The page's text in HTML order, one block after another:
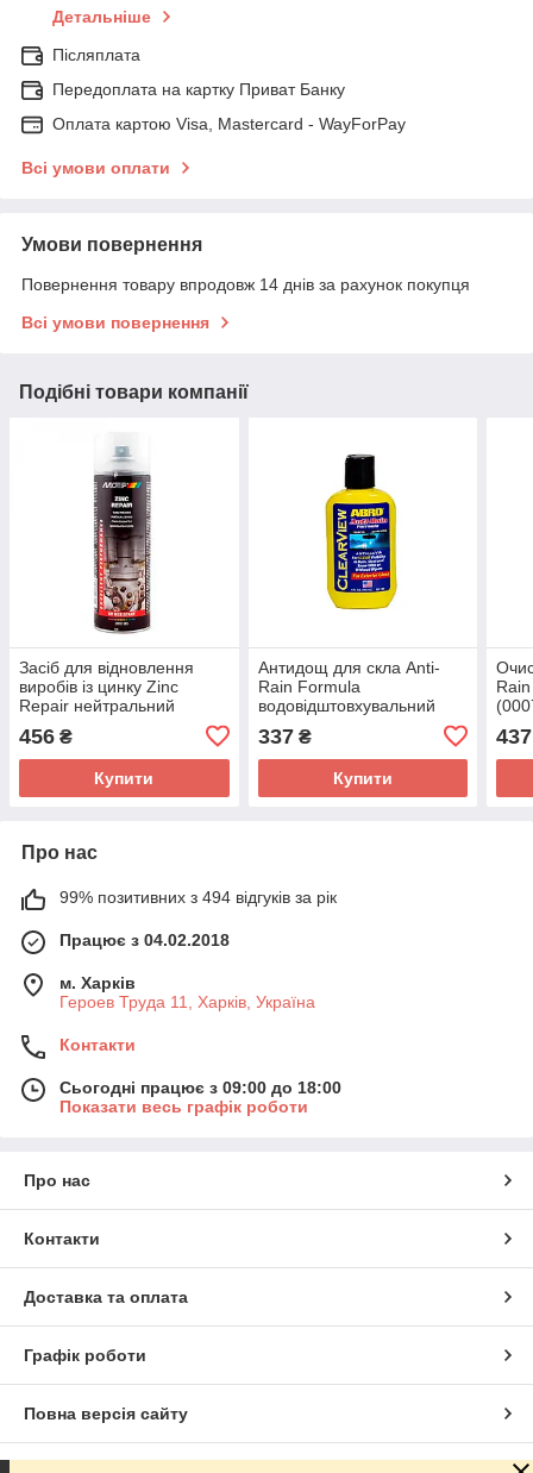
Детальніше
Післяплата
Передоплата на картку Приват Банку
Оплата картою Visa, Mastercard - WayForPay
Всі умови оплати
Умови повернення
Повернення товару впродовж 14 днів за рахунок покупця
Всі умови повернення
Подібні товари компанії
Засіб для відновлення
виробів із цинку Zinc
Repair нейтральний
(090105BS) Motip
456 ₴
Купити
Антидощ для скла Anti-
Rain Formula
водовідштовхувальний
засіб 100мл Abro AR-180
337₴
Купити
437
Про нас
99% позитивних з 494 відгуків за рік
Працює з 04.02.2018
м. Харків
Героев Труда 11, Харків, Україна
Контакти
Сьогодні працює з 09:00 до 18:00
Показати весь графік роботи
Про нас
Контакти
Доставка та оплата
Графік роботи
Повна версія сайту